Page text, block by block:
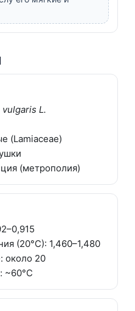
L.
(Lamiaceae)
(метрополия)
(20°C): 1,460–1,480
около 20
~60°C